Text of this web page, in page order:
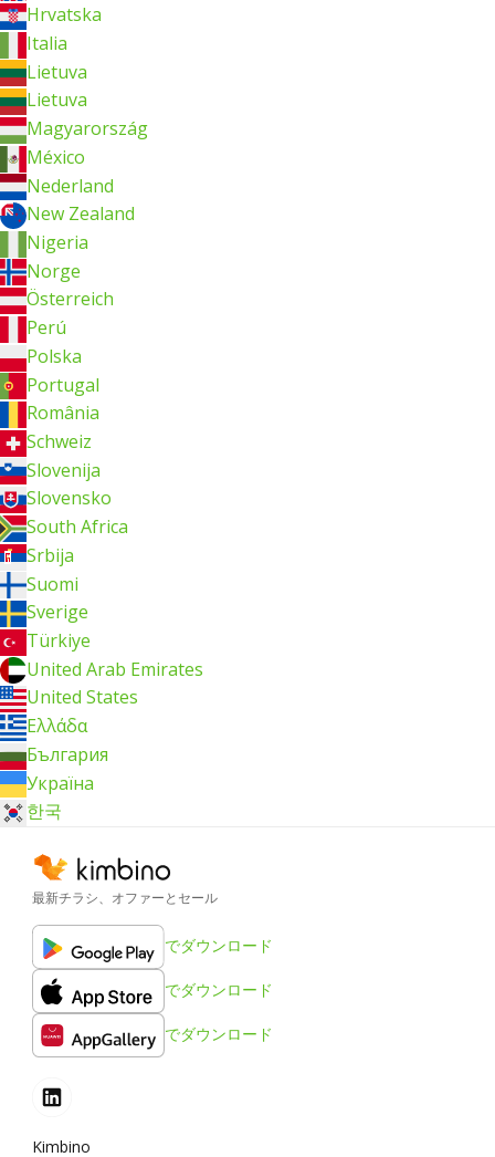
Hrvatska
Italia
Lietuva
Lietuva
Magyarország
México
Nederland
New Zealand
Nigeria
Norge
Österreich
Perú
Polska
Portugal
România
Schweiz
Slovenija
Slovensko
South Africa
Srbija
Suomi
Sverige
Türkiye
United Arab Emirates
United States
Ελλάδα
България
Україна
한국
最新チラシ、オファーとセール
でダウンロード
でダウンロード
でダウンロード
Kimbino